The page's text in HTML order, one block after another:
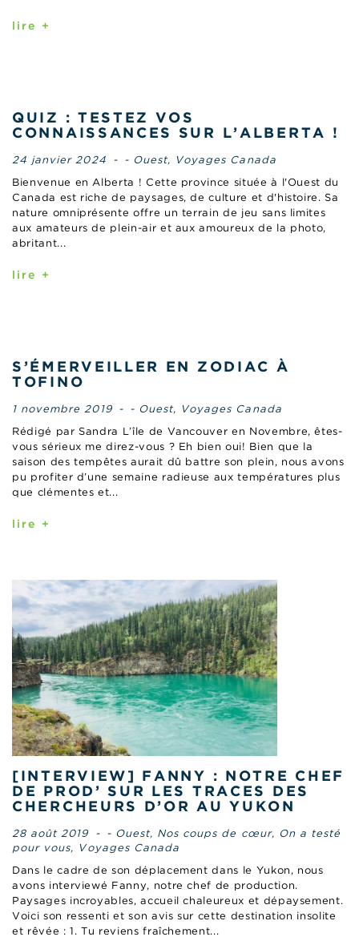
lire +
QUIZ : TESTEZ VOS
CONNAISSANCES SUR L’ALBERTA !
24 janvier 2024 - - Ouest, Voyages Canada
Bienvenue en Alberta ! Cette province située à l'Ouest du
Canada est riche de paysages, de culture et d'histoire. Sa
nature omniprésente offre un terrain de jeu sans limites
aux amateurs de plein-air et aux amoureux de la photo,
abritant...
lire +
S’ÉMERVEILLER EN ZODIAC À
TOFINO
1 novembre 2019 - - Ouest, Voyages Canada
Rédigé par Sandra L’île de Vancouver en Novembre, êtes-
vous sérieux me direz-vous ? Eh bien oui! Bien que la
saison des tempêtes aurait dû battre son plein, nous avons
pu profiter d’une semaine radieuse aux températures plus
que clémentes et...
lire +
[INTERVIEW] FANNY : NOTRE CHEF
DE PROD’ SUR LES TRACES DES
CHERCHEURS D’OR AU YUKON
28 août 2019 - - Ouest, Nos coups de cœur, On a testé
pour vous, Voyages Canada
Dans le cadre de son déplacement dans le Yukon, nous
avons interviewé Fanny, notre chef de production.
Paysages incroyables, accueil chaleureux et dépaysement.
Voici son ressenti et son avis sur cette destination insolite
et rêvée : 1. Tu reviens fraîchement...